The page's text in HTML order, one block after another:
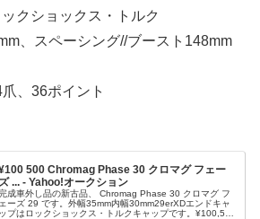
クショックス・トルク
、スペーシング//ブースト148mm
、36ポイント
500 Chromag Phase 30 クロマグ フェー
ズ ... - Yahoo!オークション
成車外し品の新古品、 Chromag Phase 30 クロマグ フ
ェーズ 29 です。外幅35mm内幅30mm29erXDエンドキャ
ップはロックショックス・トルクキャップです。¥100,500